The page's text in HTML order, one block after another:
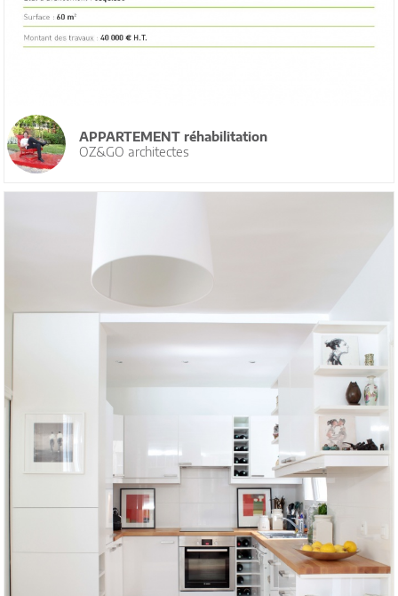
APPARTEMENT réhabilitation
OZ&GO architectes